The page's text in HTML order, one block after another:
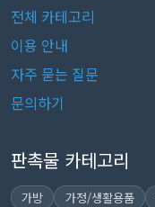
전체 카테고리
이용 안내
자주 묻는 질문
문의하기
판촉물 카테고리
가방 가정/생활용품